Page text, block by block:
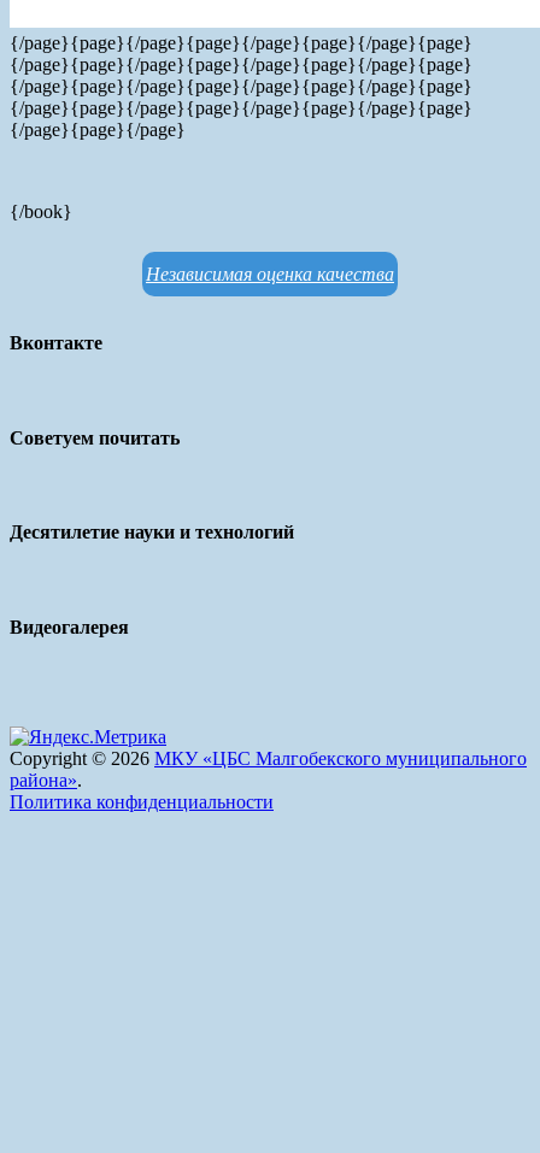
{/page}{page}{/page}{page}{/page}{page}{/page}{page}
{/page}{page}{/page}{page}{/page}{page}{/page}{page}
{/page}{page}{/page}{page}{/page}{page}{/page}{page}
{/page}{page}{/page}{page}{/page}{page}{/page}{page}
{/page}{page}{/page}
{/book}
Независимая оценка качества
Вконтакте
Советуем почитать
Десятилетие науки и технологий
Видеогалерея
Copyright © 2026 МКУ «ЦБС Малгобекского муниципального
района».
Политика конфиденциальности